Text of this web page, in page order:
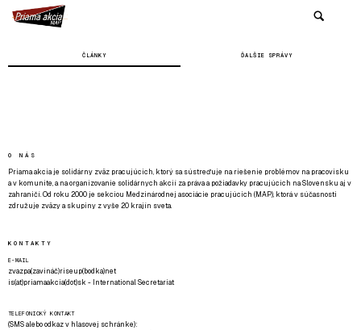
ČLÁNKY ĎALŠIE SPRÁVY
O NÁS
Priama akcia je solidárny zväz pracujúcich, ktorý sa sústreďuje na riešenie problémov na pracovisku
a v komunite, a na organizovanie solidárnych akcií za práva a požiadavky pracujúcich na Slovensku aj v
zahraničí. Od roku 2000 je sekciou Medzinárodnej asociácie pracujúcich (MAP), ktorá v súčasnosti
združuje zväzy a skupiny z vyše 20 krajín sveta.
KONTAKTY
E-MAIL
zvazpa(zavináč)riseup(bodka)net
is(at)priamaakcia(dot)sk - International Secretariat
TELEFONICKÝ KONTAKT
(SMS alebo odkaz v hlasovej schránke):